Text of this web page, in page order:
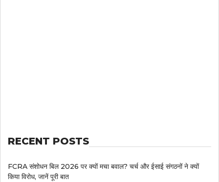
RECENT POSTS
FCRA संशोधन बिल 2026 पर क्यों मचा बवाल? चर्च और ईसाई संगठनों ने क्यों
किया विरोध, जानें पूरी बात